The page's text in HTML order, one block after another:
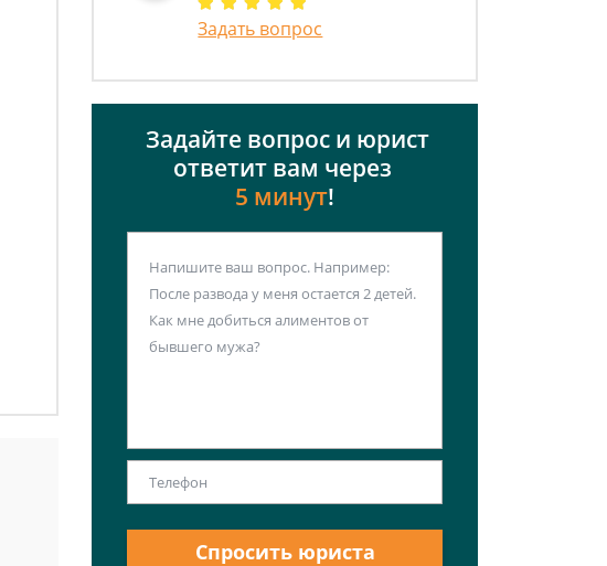
Задать вопрос
Задайте вопрос и юрист
ответит вам через
5 минут!
Спросить юриста